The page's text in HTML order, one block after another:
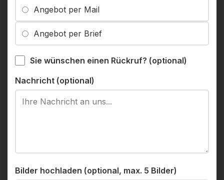
Angebot per Mail
Angebot per Brief
Sie wünschen einen Rückruf? (optional)
Nachricht (optional)
Bilder hochladen (optional, max. 5 Bilder)